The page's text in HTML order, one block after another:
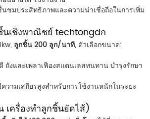
ชมประสิทธิภาพและความน่าเชื่อถือในการเพิ่ม
นเชิงพาณิชย์ techtongdก
ลูกชิ้น 200 ลูก/นาที, ตัวเลือกขนาด:
งและเพลาเฟืองสแตนเลสทนทาน บำรุงรักษา
วามเสถียรสูงสำหรับการใช้งานหนักในระยะ
เครื่องทำลูกชิ้นยัดไส้)